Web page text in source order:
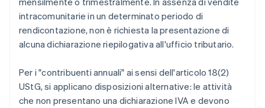
intracomunitarie in un determinato periodo di
rendicontazione, non è richiesta la presentazione di
alcuna dichiarazione riepilogativa all'ufficio tributario.
Per i "contribuenti annuali" ai sensi dell'articolo 18(2)
UStG, si applicano disposizioni alternative: le attività
che non presentano una dichiarazione IVA e devono